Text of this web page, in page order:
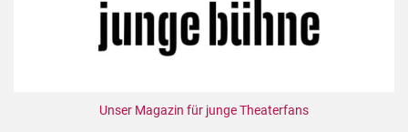
Unser Magazin für junge Theaterfans